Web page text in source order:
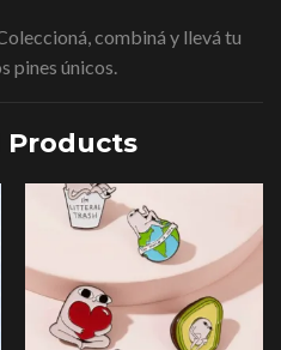
combiná y llevá tu
pines únicos.
Products